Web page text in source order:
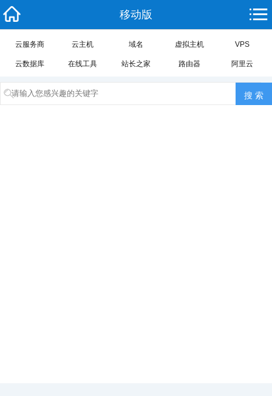
移动版
云服务商 云主机 域名 虚拟主机 VPS
云数据库 在线工具 站长之家 路由器 阿里云